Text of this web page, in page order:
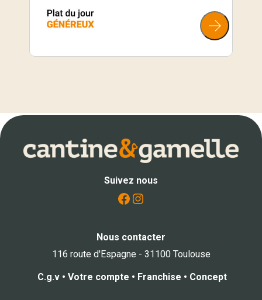
Suivez nous
Facebook
Instagram
Nous contacter
116 route d'Espagne - 31100 Toulouse
C.g.v • Votre compte • Franchise • Concept